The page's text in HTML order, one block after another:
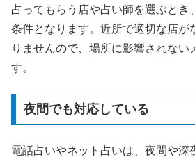
占ってもらう店や占い師を選ぶとき
条件となります。近所で適切な店が
りませんので、場所に影響されない
す。
夜間でも対応している
電話占いやネット占いは、夜間や深